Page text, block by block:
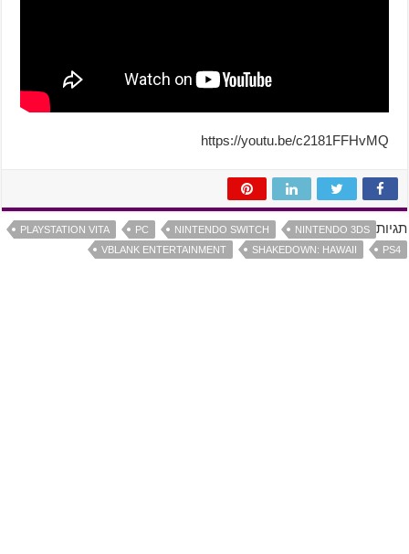
https://youtu.be/c2181FFHvMQ
תגיות NINTENDO 3DS
NINTENDO SWITCH
PC
PLAYSTATION VITA
PS4
SHAKEDOWN: HAWAII
VBLANK ENTERTAINMENT